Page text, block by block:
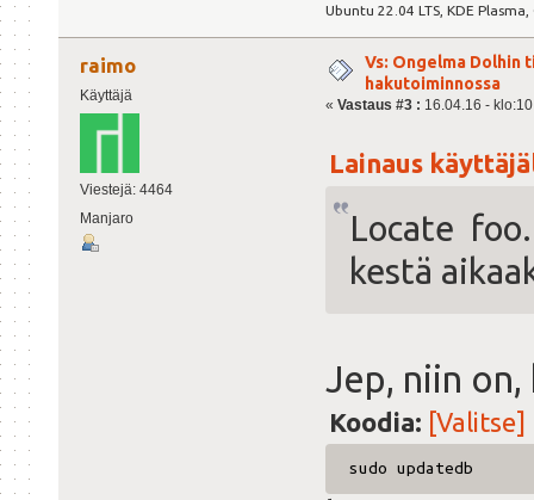
Ubuntu 22.04 LTS, KDE
raimo
Käyttäjä
Viestejä: 4464
Manjaro
Vs: Ongelma Dolhin
hakutoiminnossa
« Vastaus #3 : 16.04.16 -
Lainaus
Locate
kestä
Jep, niin on,
Koodia: [Valitse]
sudo updatedb